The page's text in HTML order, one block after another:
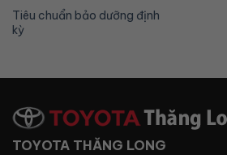
Tiêu chuẩn bảo dưỡng định
kỳ
TOYOTA THĂNG LONG